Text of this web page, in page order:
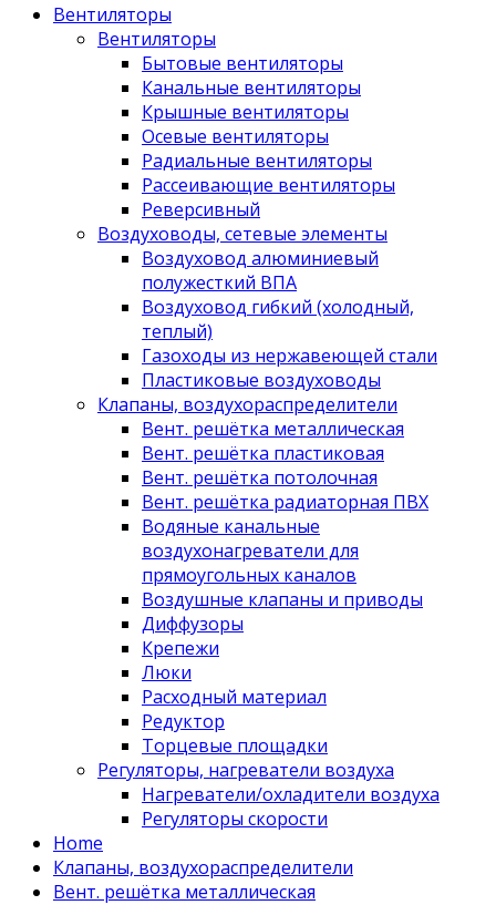
Вентиляторы
Вентиляторы
Бытовые вентиляторы
Канальные вентиляторы
Крышные вентиляторы
Осевые вентиляторы
Радиальные вентиляторы
Рассеивающие вентиляторы
Реверсивный
Воздуховоды, сетевые элементы
Воздуховод алюминиевый
полужесткий ВПА
Воздуховод гибкий (холодный,
теплый)
Газоходы из нержавеющей стали
Пластиковые воздуховоды
Клапаны, воздухораспределители
Вент. решётка металлическая
Вент. решётка пластиковая
Вент. решётка потолочная
Вент. решётка радиаторная ПВХ
Водяные канальные
воздухонагреватели для
прямоугольных каналов
Воздушные клапаны и приводы
Диффузоры
Крепежи
Люки
Расходный материал
Редуктор
Торцевые площадки
Регуляторы, нагреватели воздуха
Нагреватели/охладители воздуха
Регуляторы скорости
Home
Клапаны, воздухораспределители
Вент. решётка металлическая